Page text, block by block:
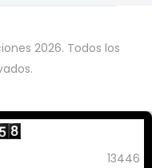
2026. Todos los
13446